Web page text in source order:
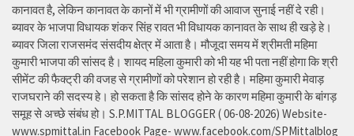
कानावत है, लेकिन कानावत के कानों में भी ग्रामीणों की आवाज सुनाई नहीं दे रही।
ब्यावर के भाजपा विधायक शंकर सिंह रावत भी विधायक कानावत के साथ ही खड़े हे।
ब्यावर जिला राजसमंद संसदीय क्षेत्र में आता है। मौजूदा समय में श्रीमती महिमा
कुमारी भाजपा की सांसद है। शायद महिला कुमारी को भी यह भी पता नहीं होगा कि श्री
सीमेंट की फैक्ट्री की वजह से ग्रामीणों को परेशान हो रही है। महिमा कुमारी मेवाड़
राजघराने की सदस्य हे। हो सकता है कि सांसद होने के कारण महिमा कुमारी के बांगड़
समूह से अच्छे संबंध हो। S.P.MITTAL BLOGGER ( 06-08-2026) Website-
www.spmittal.in Facebook Page- www.facebook.com/SPMittalblog